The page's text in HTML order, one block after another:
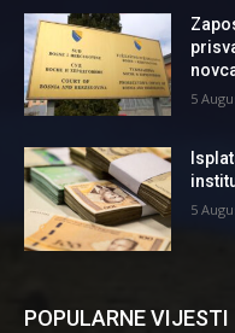
5
5
POPULARNE VIJESTI